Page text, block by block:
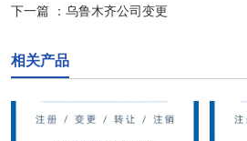
下一篇 ： 乌鲁木齐公司变更
相关产品